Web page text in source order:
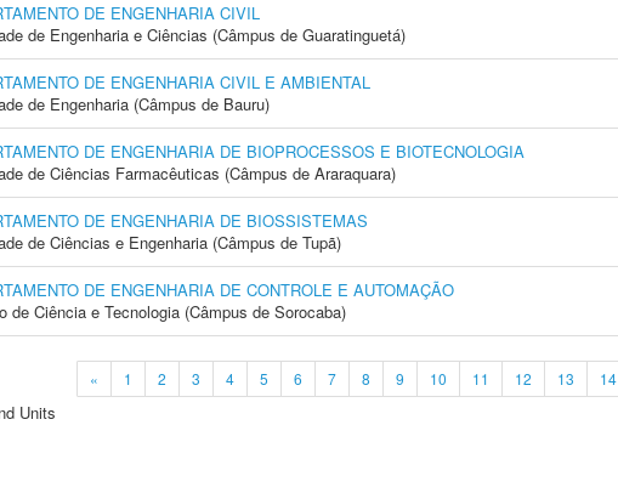
DE ENGENHARIA CIVIL
de Engenharia e Ciências (Câmpus de Guaratinguetá)
DE ENGENHARIA CIVIL E AMBIENTAL
de Engenharia (Câmpus de Bauru)
DE ENGENHARIA DE BIOPROCESSOS E BIOTECNOLOGIA
de Ciências Farmacêuticas (Câmpus de Araraquara)
DE ENGENHARIA DE BIOSSISTEMAS
de Ciências e Engenharia (Câmpus de Tupã)
DE ENGENHARIA DE CONTROLE E AUTOMAÇÃO
de Ciência e Tecnologia (Câmpus de Sorocaba)
« 1 2 3 4 5 6 7 8 9 10 11 12 13 14
Units